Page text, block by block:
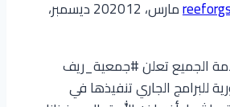
12 ديسمبر،
الجميع تعلن #جمعية_ريف
للبرامج الجاري تنفيذها في